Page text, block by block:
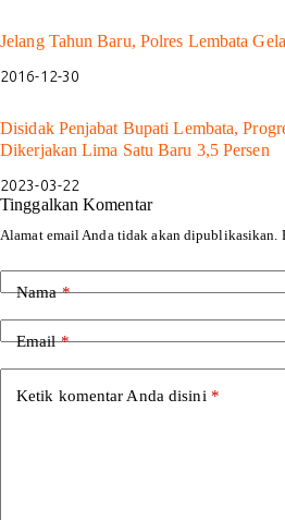
Jelang Tahun Baru, Polres Lembata
2016-12-30
Disidak Penjabat Bupati Lembata,
Dikerjakan Lima Satu Baru 3,5 Persen
2023-03-22
Tinggalkan Komentar
Alamat email Anda tidak akan dipublikasikan.
Nama*
Email*
Ketik komentar Anda disini *